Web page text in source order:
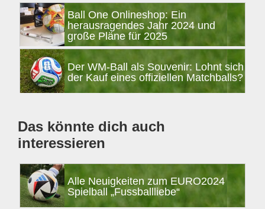
SeitenspalteBall One Onlineshop: Ein
herausragendes Jahr 2024 und
große Pläne für 2025
Der WM-Ball als Souvenir: Lohnt sich
der Kauf eines offiziellen Matchballs?
Das könnte dich auch
interessieren
Alle Neuigkeiten zum EURO2024
Spielball „Fussballliebe“